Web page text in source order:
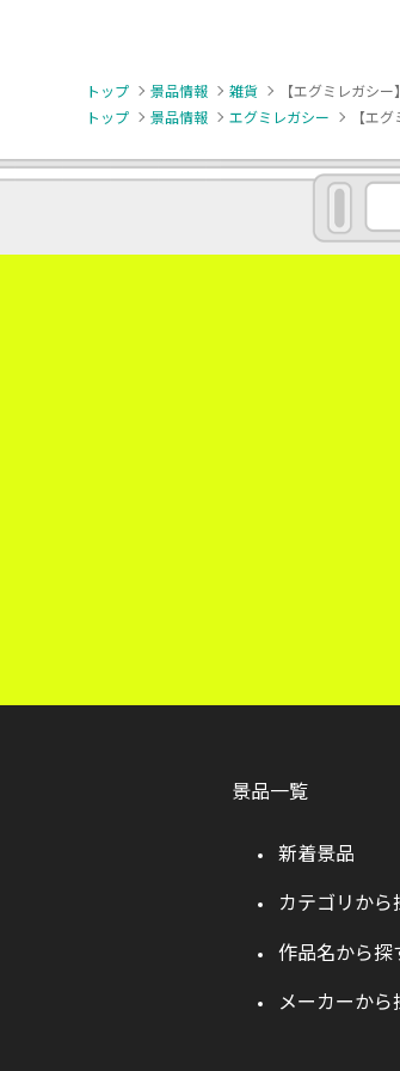
トップ 景品情報 雑貨
【エグミレガシ
トップ
景品情報 エグミレガシー 【エ
景品一覧
新着景品
カテゴリから
作品名から探
メーカーから